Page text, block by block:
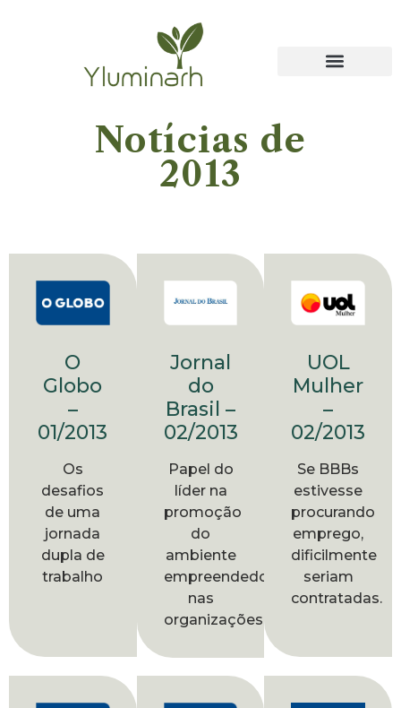
Notícias de
2013
O
Globo
–
01/2013
Os
desafios
de uma
jornada
dupla de
trabalho
Jornal
do
Brasil –
02/2013
Papel do
líder na
promoção
do
ambiente
empreendedor
nas
organizações
UOL
Mulher
–
02/2013
Se BBBs
estivesse
procurando
emprego,
dificilmente
seriam
contratadas.